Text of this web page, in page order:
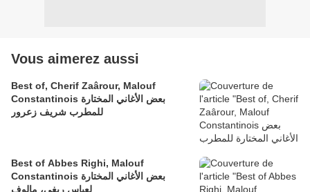
Vous aimerez aussi
Best of, Cherif Zaârour, Malouf
Constantinois بعض الأغاني المختارة
للمطرب شريف زعرور
Best of Abbes Righi, Malouf
Constantinois بعض الأغاني المختارة
لعباس ريغي، مالوف